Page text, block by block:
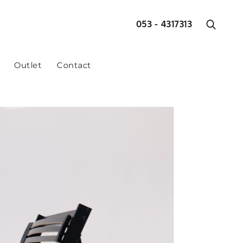
053 - 4317313
Outlet Contact